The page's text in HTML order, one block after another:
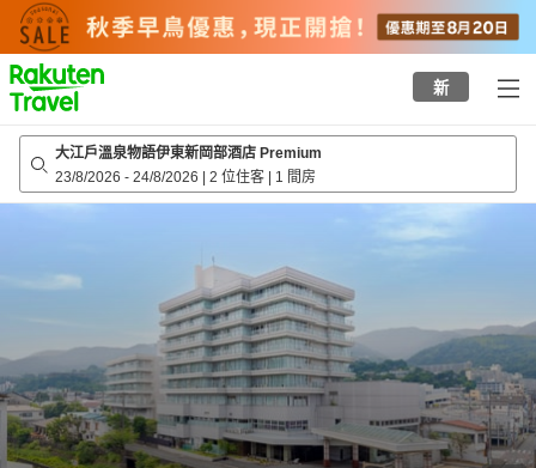
to
top
page
新
大江戶溫泉物語伊東新岡部酒店 Premium
23/8/2026 - 24/8/2026 | 2 位住客 | 1 間房